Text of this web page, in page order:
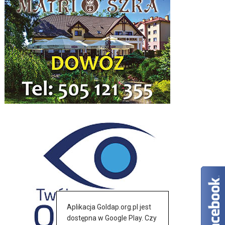
Aplikacja Goldap.org.pl jest
dostępna w Google Play. Czy